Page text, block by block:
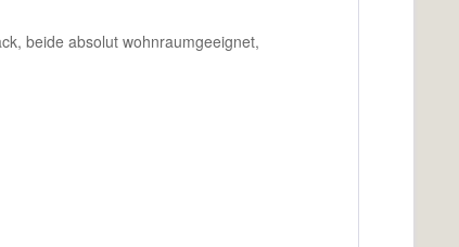
beide absolut wohnraumgeeignet,